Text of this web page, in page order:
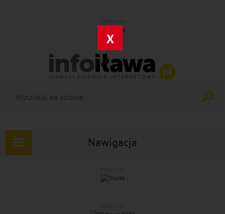
X
Nawigacja
Rozwiń